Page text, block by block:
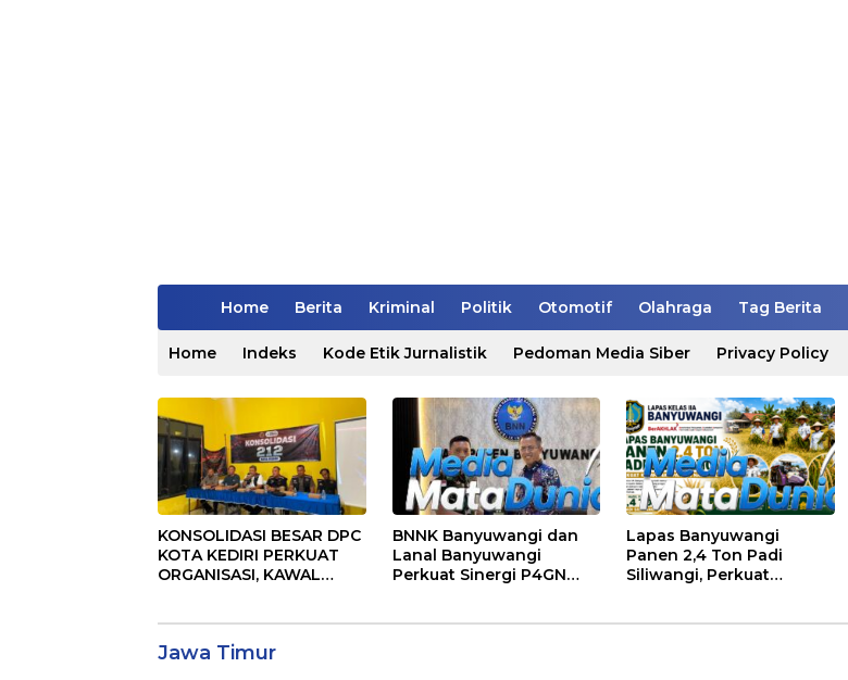
Home Berita Kriminal Politik Otomotif Olahraga Tag Berita
Home Indeks Kode Etik Jurnalistik Pedoman Media Siber Privacy Policy
KONSOLIDASI BESAR DPC
KOTA KEDIRI PERKUAT
ORGANISASI, KAWAL
MASYARAKAT
BNNK Banyuwangi dan
Lanal Banyuwangi
Perkuat Sinergi P4GN
Lapas Banyuwangi
Panen 2,4 Ton Padi
Siliwangi, Perkuat
Jawa Timur